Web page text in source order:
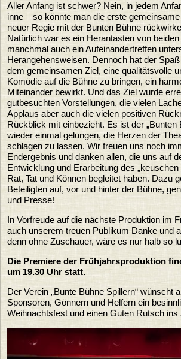
Karten
Archiv
Galerie
Presse
Impressum
Aller Anfang ist schwer? Nein, in jedem
inne – so könnte man die erste
neuer Regie mit der Bunten Bühne
Natürlich war es ein Herantasten von
manchmal auch ein Aufeinandertreffen
Herangehensweisen. Dennoch hat der
dem gemeinsamen Ziel, eine qualitätsvolle
Komödie auf die Bühne zu bringen, ein
Miteinander bewirkt. Und das Ziel wurde
gutbesuchten Vorstellungen, die vielen
Applaus aber auch die vielen positiven
Rückblick mit einbezieht. Es ist der „Bunten
wieder einmal gelungen, die Herzen der
schlagen zu lassen. Wir freuen uns noch
Endergebnis und danken allen, die uns auf
Entwicklung und Erarbeitung des
Rat, Tat und Können begleitet haben. Dazu
Beteiligten auf, vor und hinter der Bühne,
und Presse!
In Vorfreude auf die nächste Produktion im
auch unserem treuen Publikum Danke und
denn ohne Zuschauer, wäre es nur halb so
Die Premiere der Frühjahrsproduktion
um 19.30 Uhr statt.
Der Verein „Bunte Bühne Spillern“ wünscht
Sponsoren, Gönnern und Helfern ein
Weihnachtsfest und einen Guten Rutsch ins